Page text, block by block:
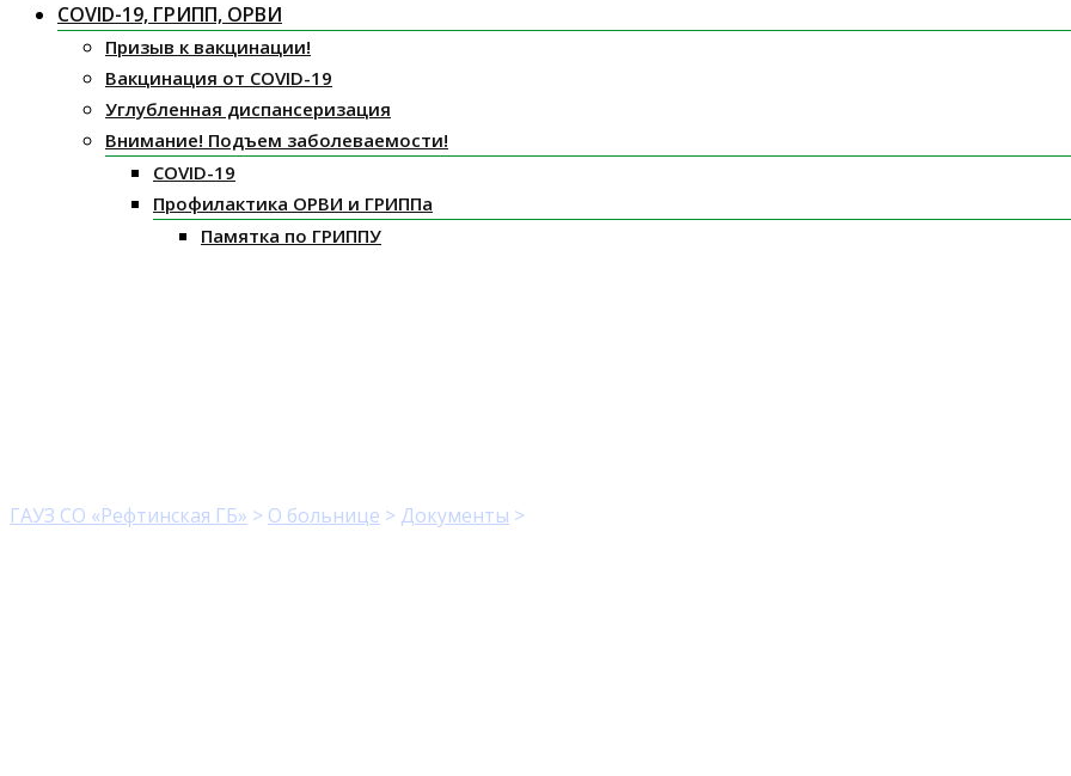
COVID-19, ГРИПП, ОРВИ
Призыв к вакцинации!
Вакцинация от COVID-19
Углубленная диспансеризация
Внимание! Подъем заболеваемости!
COVID-19
Профилактика ОРВИ и ГРИППа
Памятка по ГРИППУ
ГАУЗ СО «Рефтинская ГБ» > О больнице > Документы >